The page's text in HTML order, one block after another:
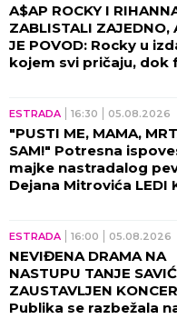
NADA TOPČAGIĆ
KONCERT! Pevačica
obezbeđenje, NASTAO
STAMPEDO U MASI!
ESTRADA 23:00 05.08.2026
PEVAČICA PRETUKLA
TAKSISTU, DRAMA U
BEOGRADU! Zbog
rečenice IZBIO
ESTRADA 22:00 05.08.2026
ŠOK-OTKRIĆE O DINU
MERLINU OSTAVILO
NEVERICI! Ceca
TAJNU O KOJOJ SE